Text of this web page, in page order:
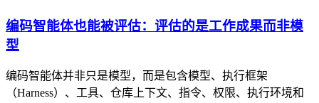
编码智能体也能被评估：评估的是工作成果而非模
型
编码智能体并非只是模型，而是包含模型、执行框架
（Harness）、工具、仓库上下文、指令、权限、执行环境和